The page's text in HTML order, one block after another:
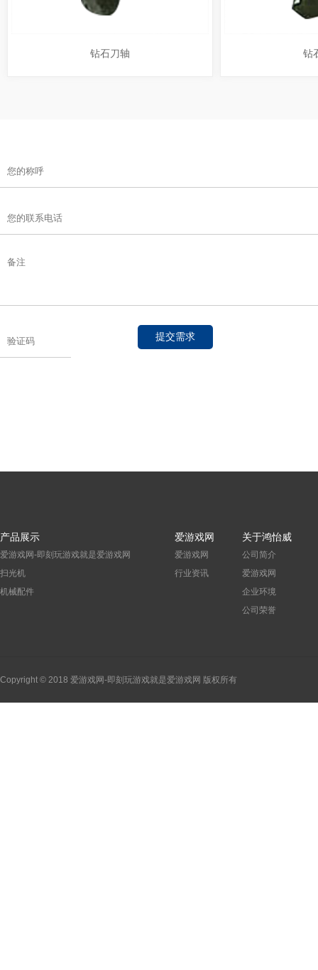
钻石刀轴 钻
提交需求
产品展示
爱游戏网-即刻玩游戏就是爱游戏网
扫光机
机械配件
爱游戏网
爱游戏网
行业资讯
关于鸿怡威
公司简介
爱游戏网
企业环境
公司荣誉
Copyright © 2018 爱游戏网-即刻玩游戏就是爱游戏网 版权所有